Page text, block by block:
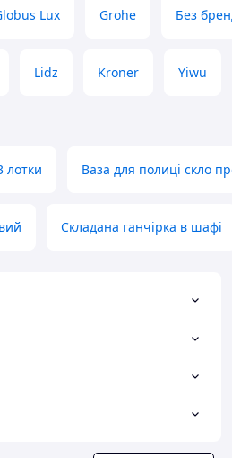
Lux Grohe Без
Lidz Kroner Yiwu
лотки Ваза для полиці скло
Складана ганчірка в шафі